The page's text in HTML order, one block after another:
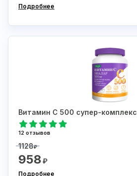
Подробнее
Витамин С 500 супер-комплекс
12 отзывов
1128₽
958₽
Подробнее